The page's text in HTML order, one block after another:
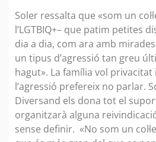
Soler ressalta que «som un
l’LGTBIQ+– que patim petites
dia a dia, com ara amb
un tipus d’agressió tan greu
hagut». La família vol privacitat
l’agressió prefereix no parlar.
Diversand els dona tot el
organitzarà alguna
sense definir. «No som un